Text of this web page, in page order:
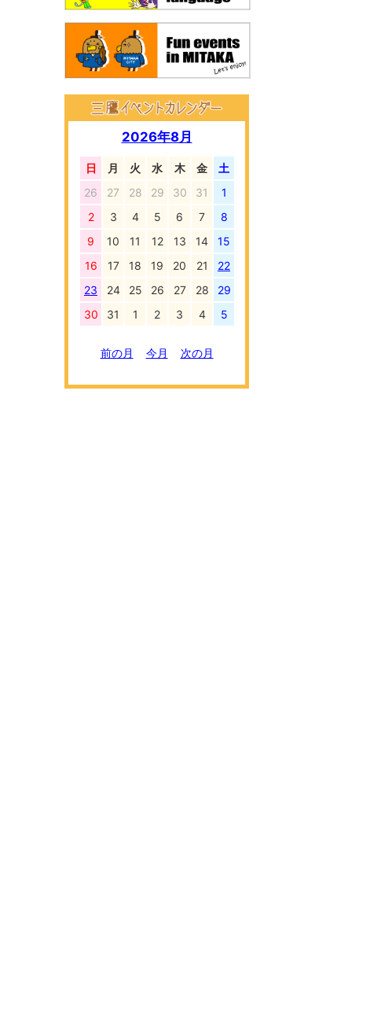
2026年8月
日 月 火 水 木 金
土
26
27 28 29 30 31
1
2
3 4 5 6 7
8
9
10 11 12 13 14
15
16
17 18 19 20 21
22
23
24 25 26 27 28
29
30
31 1 2 3 4 5
前の月 今月 次の月